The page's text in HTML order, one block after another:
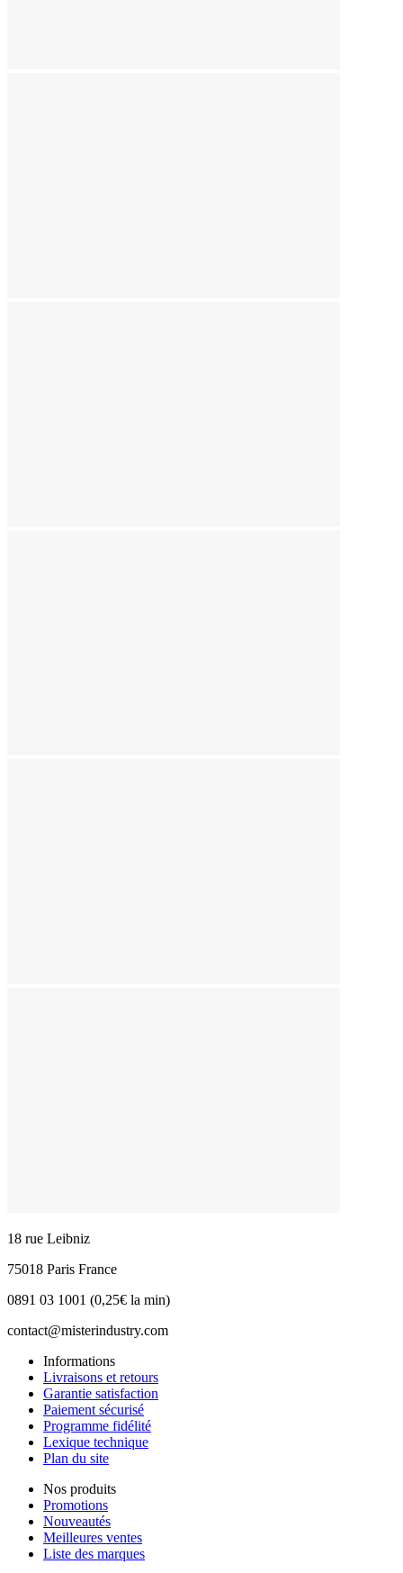
18 rue Leibniz
75018 Paris France
0891 03 1001 (0,25€ la min)
contact@misterindustry.com
Informations
Livraisons et retours
Garantie satisfaction
Paiement sécurisé
Programme fidélité
Lexique technique
Plan du site
Nos produits
Promotions
Nouveautés
Meilleures ventes
Liste des marques